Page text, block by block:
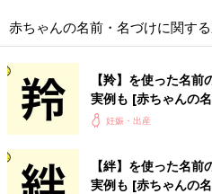
赤ちゃんの名前・名づけに関す
【羚】を使った名
実例も [赤ちゃんの
妊娠・出産
【絆】を使った名
実例も [赤ちゃんの